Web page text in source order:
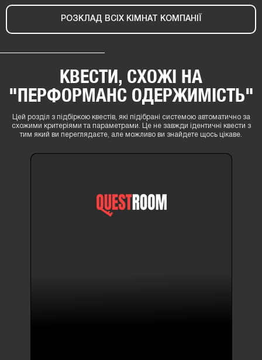
РОЗКЛАД ВСІХ КІМНАТ КОМПАНІЇ
КВЕСТИ, СХОЖІ НА
"ПЕРФОРМАНС ОДЕРЖИМІСТЬ"
Цей розділ з підбіркою квестів, які підібрані системою автоматично за
схожими критеріями та параметрами. Це не завжди ідентичні квести з
тим який ви переглядаєте, але можливо ви знайдете щось цікаве.